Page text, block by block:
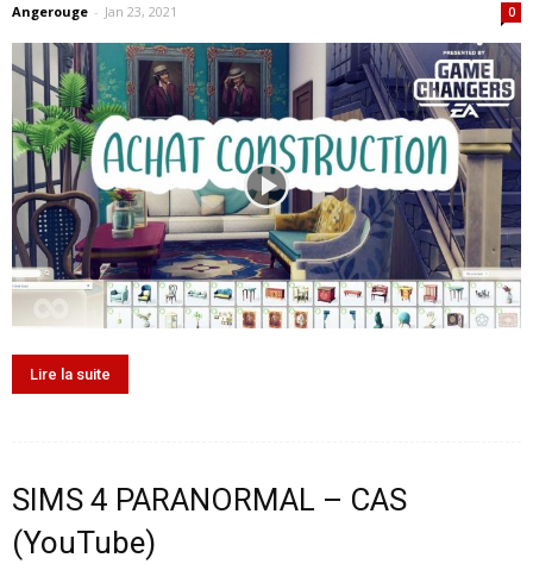
Angerouge - Jan 23, 2021 0
Lire la suite
SIMS 4 PARANORMAL – CAS
(YouTube)